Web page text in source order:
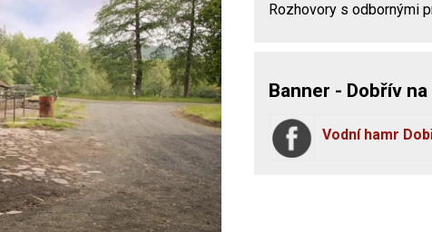
Rozhovory s odbornými
Banner - Dobřív
Vodní hamr